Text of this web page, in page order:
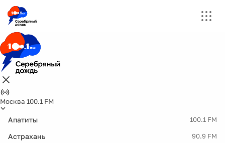
Москва 100.1 FM
Апатиты 100.1 FM
Астрахань 90.9 FM